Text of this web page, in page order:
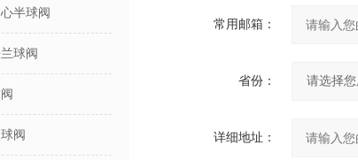
半球阀
球阀
阀
常用邮箱：
省份：
详细地址：